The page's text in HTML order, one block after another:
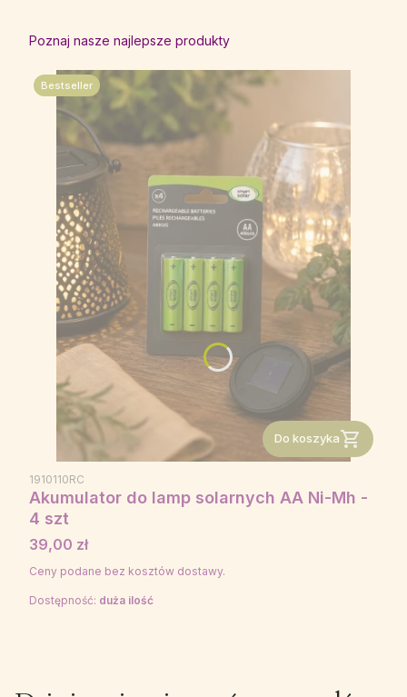
Poznaj nasze najlepsze produkty
Bestseller
Do koszyka
1910110RC
Akumulator do lamp solarnych AA Ni-Mh -
4 szt
Cena
39,00 zł
Ceny podane bez kosztów dostawy.
Dostępność: duża ilość